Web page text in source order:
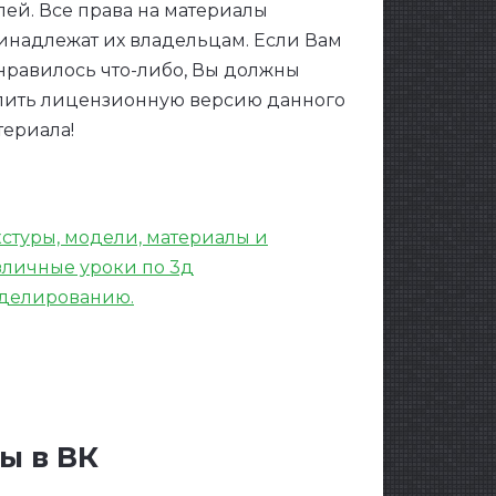
Models Photos Videos MediaBook HD
Все права на материалы
их владельцам. Если Вам
что-либо, Вы должны
лицензионную версию данного
модели, материалы и
уроки по 3д
в ВК